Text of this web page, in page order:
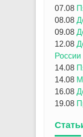
07.08
08.08
09.08
12.08
России
14.08
14.08
16.08
19.08